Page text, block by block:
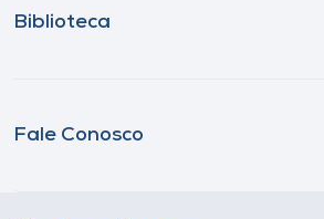
Biblioteca
Fale Conosco